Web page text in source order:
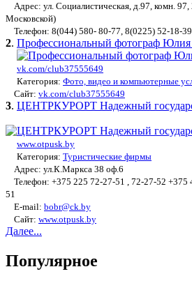
Адрес: ул. Социалистическая, д.97, комн.
Московской)
Телефон: 8(044) 580- 80-77, 8(0225) 52-18-39
2. Профессиональный фотограф
vk.com/club37555649
Категория: Фото, видео и компьютерные
Сайт: vk.com/club37555649
3. ЦЕНТРКУРОРТ Надежный
www.otpusk.by
Категория: Туристические фирмы
Адрес: ул.К.Маркса 38 оф.6
Телефон: +375 225 72-27-51 , 72-27-52 +375
51
E-mail: bobr@ck.by
Сайт: www.otpusk.by
Далее...
Популярное